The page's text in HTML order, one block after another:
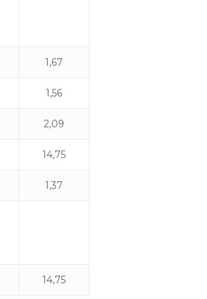
1,67
1,56
2,09
14,75
1,37
14,75